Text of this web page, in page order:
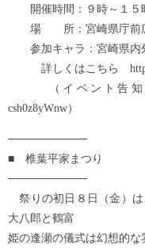
開催時間：９時～１５
場 所：宮崎県庁前
参加キャラ：宮崎県内
詳しくはこちら https://
（イベント告知動画
csh0z8yWnw）
──────────
■ 椎葉平家まつり
──────────
祭りの初日８日（金）は
大八郎と鶴富
姫の逢瀬の儀式は幻想的な